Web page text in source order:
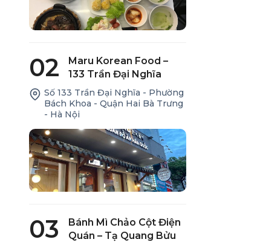
02
Maru Korean Food –
133 Trần Đại Nghĩa
Số 133 Trần Đại Nghĩa - Phường
Bách Khoa - Quận Hai Bà Trưng
- Hà Nội
03
Bánh Mì Chảo Cột Điện
Quán – Tạ Quang Bửu